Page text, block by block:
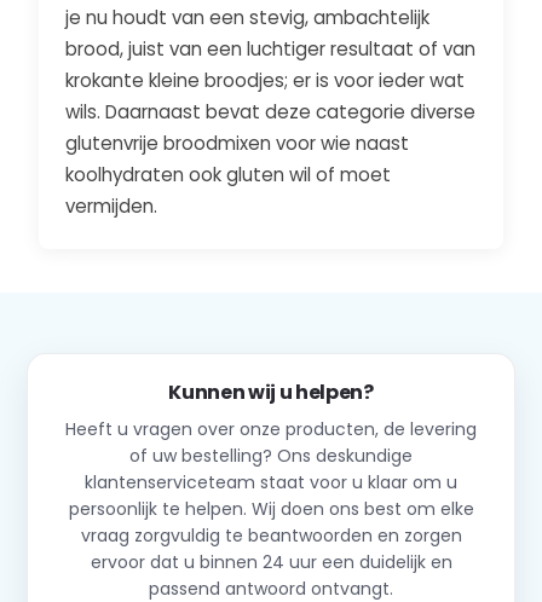
je nu houdt van een stevig, ambachtelijk
brood, juist van een luchtiger resultaat of van
krokante kleine broodjes; er is voor ieder wat
wils. Daarnaast bevat deze categorie diverse
glutenvrije broodmixen voor wie naast
koolhydraten ook gluten wil of moet
vermijden.
Kunnen wij u helpen?
Heeft u vragen over onze producten, de levering
of uw bestelling? Ons deskundige
klantenserviceteam staat voor u klaar om u
persoonlijk te helpen. Wij doen ons best om elke
vraag zorgvuldig te beantwoorden en zorgen
ervoor dat u binnen 24 uur een duidelijk en
passend antwoord ontvangt.